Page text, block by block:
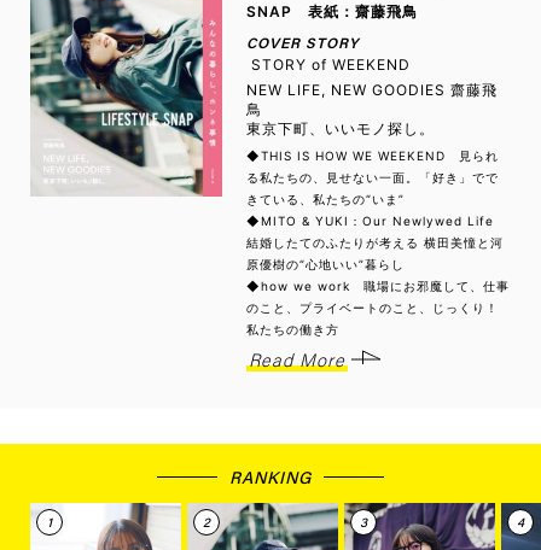
SNAP 表紙：齋藤飛鳥
COVER STORY
STORY of WEEKEND
NEW LIFE, NEW GOODIES 齋藤飛
鳥
東京下町、いいモノ探し。
◆THIS IS HOW WE WEEKEND 見られ
る私たちの、見せない一面。「好き」でで
きている、私たちの“いま”
◆MITO & YUKI：Our Newlywed Life
結婚したてのふたりが考える 横田美憧と河
原優樹の“心地いい”暮らし
◆how we work 職場にお邪魔して、仕事
のこと、プライベートのこと、じっくり！
私たちの働き方
Read More
RANKING